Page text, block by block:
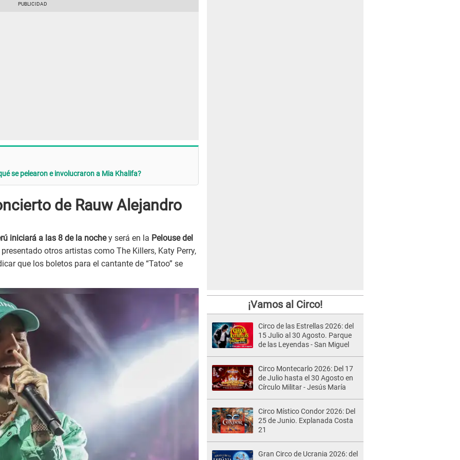
se pelearon e involucraron a Mia Khalifa?
de Rauw Alejandro
iniciará a las 8 de la nochey será en la Pelouse del
otros artistas como The Killers, Katy Perry,
que los boletos para el cantante de “Tatoo” se
¡Vamos al Circo!
Circo de las Estrellas 2026: del
15 Julio al 30 Agosto. Parque
de las Leyendas - San Miguel
Circo Montecarlo 2026: Del 17
de Julio hasta el 30 Agosto en
Círculo Militar - Jesús María
Circo Místico Condor 2026: Del
25 de Junio. Explanada Costa
21
Gran Circo de Ucrania 2026: del